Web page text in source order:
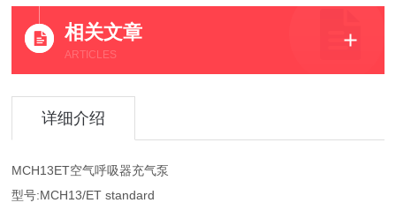
相关文章
ARTICLES
详细介绍
MCH13ET空气呼吸器充气泵
型号:MCH13/ET standard